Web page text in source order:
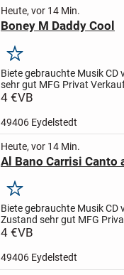
Heute, vor 14 Min.
Boney M Daddy Cool
Merken
Biete gebrauchte Musik CD
sehr gut MFG Privat
4 €VB
49406 Eydelstedt
Heute, vor 14 Min.
Al Bano Carrisi Canto
Merken
Biete gebrauchte Musik CD
Zustand sehr gut MFG
4 €VB
49406 Eydelstedt